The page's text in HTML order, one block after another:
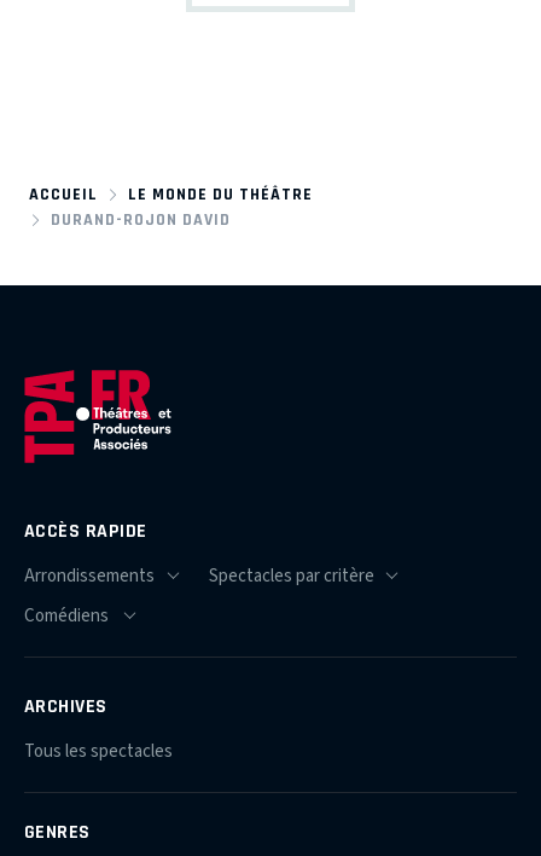
ACCUEIL
LE MONDE DU THÉÂTRE
DURAND-ROJON DAVID
ACCÈS RAPIDE
ARCHIVES
Tous les spectacles
GENRES